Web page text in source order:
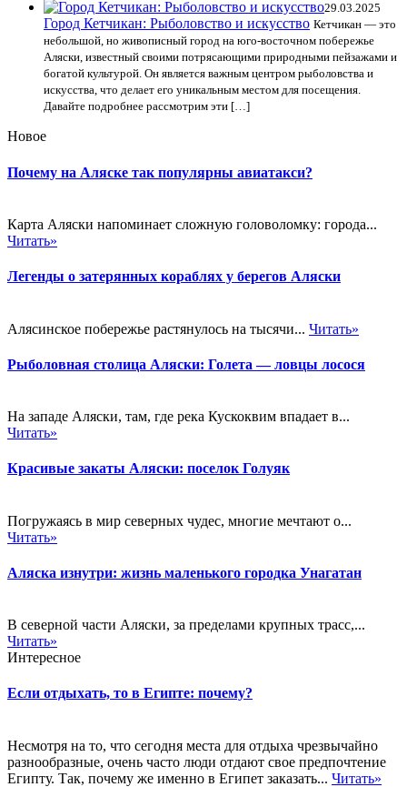
29.03.2025
Город Кетчикан: Рыболовство и искусство Кетчикан — это
небольшой, но живописный город на юго-восточном побережье
Аляски, известный своими потрясающими природными пейзажами и
богатой культурой. Он является важным центром рыболовства и
искусства, что делает его уникальным местом для посещения.
Давайте подробнее рассмотрим эти […]
Новое
Почему на Аляске так популярны авиатакси?
Карта Аляски напоминает сложную головоломку: города...
Читать»
Легенды о затерянных кораблях у берегов Аляски
Алясинское побережье растянулось на тысячи... Читать»
Рыболовная столица Аляски: Голета — ловцы лосося
На западе Аляски, там, где река Кускоквим впадает в...
Читать»
Красивые закаты Аляски: поселок Голуяк
Погружаясь в мир северных чудес, многие мечтают о...
Читать»
Аляска изнутри: жизнь маленького городка Унагатан
В северной части Аляски, за пределами крупных трасс,...
Читать»
Интересное
Если отдыхать, то в Египте: почему?
Несмотря на то, что сегодня места для отдыха чрезвычайно
разнообразные, очень часто люди отдают свое предпочтение
Египту. Так, почему же именно в Египет заказать... Читать»